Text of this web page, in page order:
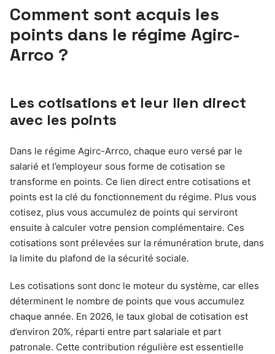
Comment sont acquis les
points dans le régime Agirc-
Arrco ?
Les cotisations et leur lien direct
avec les points
Dans le régime Agirc-Arrco, chaque euro versé par le
salarié et l’employeur sous forme de cotisation se
transforme en points. Ce lien direct entre cotisations et
points est la clé du fonctionnement du régime. Plus vous
cotisez, plus vous accumulez de points qui serviront
ensuite à calculer votre pension complémentaire. Ces
cotisations sont prélevées sur la rémunération brute, dans
la limite du plafond de la sécurité sociale.
Les cotisations sont donc le moteur du système, car elles
déterminent le nombre de points que vous accumulez
chaque année. En 2026, le taux global de cotisation est
d’environ 20%, réparti entre part salariale et part
patronale. Cette contribution régulière est essentielle